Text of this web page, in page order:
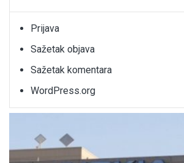
Prijava
Sažetak objava
Sažetak komentara
WordPress.org